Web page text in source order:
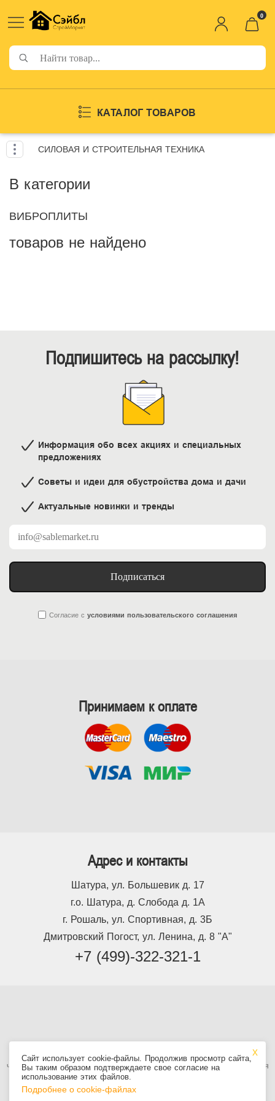
0
КАТАЛОГ ТОВАРОВ
СИЛОВАЯ И СТРОИТЕЛЬНАЯ ТЕХНИКА
В категории
ВИБРОПЛИТЫ
товаров не найдено
Подпишитесь на рассылку!
Информация обо всех акциях и специальных
предложениях
Советы и идеи для обустройства дома и дачи
Актуальные новинки и тренды
Подписаться
Согласие с условиями пользовательского соглашения
Принимаем к оплате
Адрес и контакты
Шатура, ул. Большевик д. 17
г.о. Шатура, д. Слобода д. 1А
г. Рошаль, ул. Спортивная, д. 3Б
Дмитровский Погост, ул. Ленина, д. 8 "А"
+7 (499)-322-321-1
Используя сайт, вы принимаетеПользовательское соглашение, в том
числе условия использования cookie. Информация на сайте не является
публичной офертой.
Сайт использует cookie-файлы. Продолжив просмотр сайта,
Вы таким образом подтверждаете свое согласие на
использование этих файлов.
Подробнее о cookie-файлах